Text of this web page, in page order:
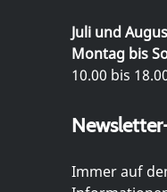
Juli und
Montag bis
10.00 bis
Immer auf